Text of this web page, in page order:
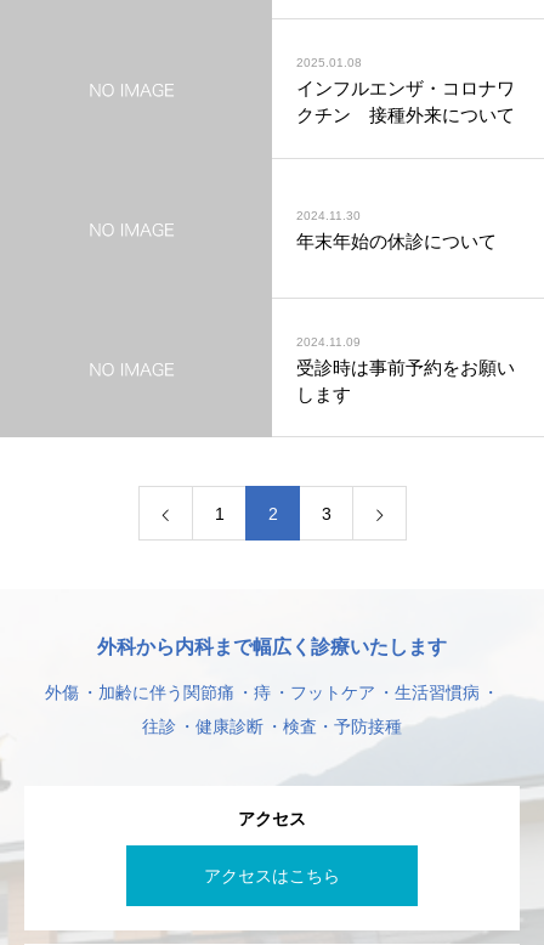
2025.01.08
インフルエンザ・コロナワ
クチン 接種外来について
2024.11.30
年末年始の休診について
2024.11.09
受診時は事前予約をお願い
します
1 2 3
外科から内科まで幅広く診療いたします
外傷 加齢に伴う関節痛 痔 フットケア
生活習慣病
往診
健康診断 検査・予防接種
アクセス
アクセスはこちら